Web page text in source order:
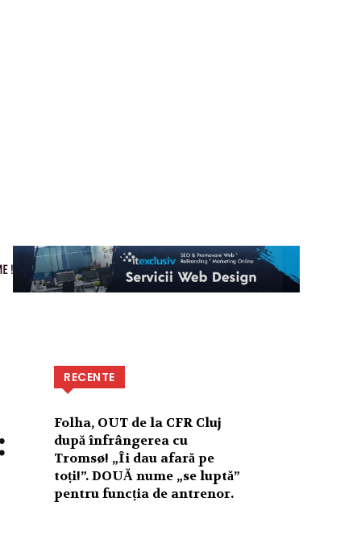
RECENTE
Folha, OUT de la CFR Cluj
după înfrângerea cu
Tromsø! „Îi dau afară pe
toți!”. DOUĂ nume „se luptă”
pentru funcția de antrenor.